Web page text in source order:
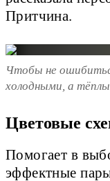
Притчина.
Чтобы не
холодными, а
Цветовые
Помогает в
эффектные